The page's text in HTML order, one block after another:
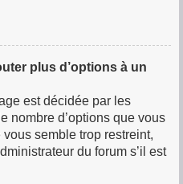
plus d’options à un
est décidée par les
nombre d’options que vous
semble trop restreint,
du forum s’il est